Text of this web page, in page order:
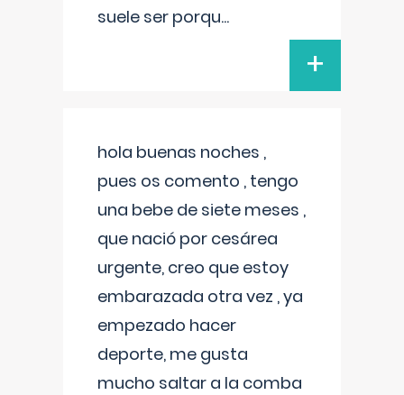
suele ser porqu...
+
hola buenas noches ,
pues os comento , tengo
una bebe de siete meses ,
que nació por cesárea
urgente, creo que estoy
embarazada otra vez , ya
empezado hacer
deporte, me gusta
mucho saltar a la comba